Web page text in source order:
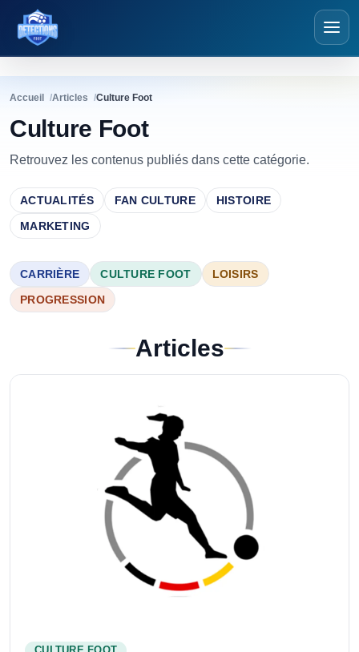
Détections Foot
Accueil Articles Culture Foot
Culture Foot
Retrouvez les contenus publiés dans cette catégorie.
ACTUALITÉS FAN CULTURE
HISTOIRE
MARKETING
CARRIÈRE CULTURE FOOT
LOISIRS
PROGRESSION
Articles